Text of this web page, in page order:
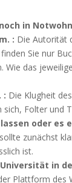
in
: Die Autorität
Sie nur
das
: Die Klugheit
Folter und
oder
zunächst
ist.
in
Plattform des